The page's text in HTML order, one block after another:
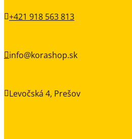
+421 918 563 813
info@korashop.sk
Levočská 4, Prešov